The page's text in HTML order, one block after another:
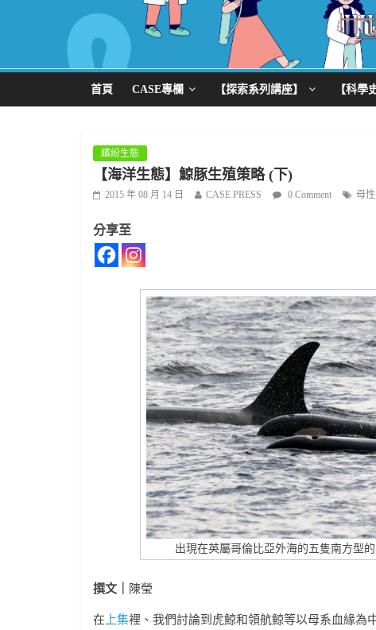
首頁 CASE專欄 【探索系列講座】 【科學
繽紛生態
【海洋生態】鯨豚生殖策略 (下)
2015 年 08 月 14 日 CASE PRESS 0 Comment 母性
分享至
出現在英屬哥倫比亞外海的五隻南方型
撰文｜ 陳瑩
在 上集裡、我們討論到虎鯨和領航鯨等以母系血緣為